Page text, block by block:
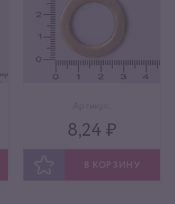
8,24 ₽
В КОРЗИНУ